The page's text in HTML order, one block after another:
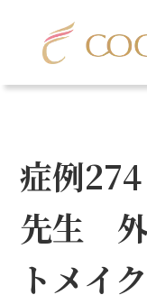
症例
先生 外
トメイク